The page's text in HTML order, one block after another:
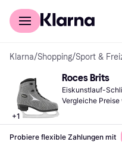
Für Shopper
Klarna/Shopping/Sport &
+1
Roces Brits
Eiskunstlauf-
Vergleiche Preise
Probiere flexible Zahlungen mit